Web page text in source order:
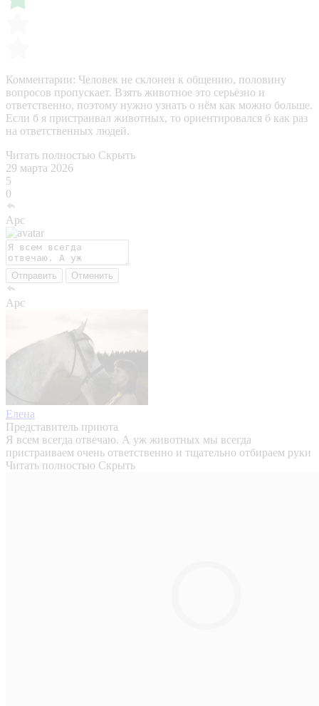
Комментарии: Человек не склонен к общению, половину
вопросов пропускает. Взять животное это серьёзно и
ответственно, поэтому нужно узнать о нём как можно больше.
Если б я пристраивал животных, то ориентировался б как раз
на ответственных людей.
Читать полностью Скрыть
29 марта 2026
5
0
Арс
Отправить Отменить
Арс
Елена
Представитель приюта
Я всем всегда отвечаю. А уж животных мы всегда
пристраиваем очень ответственно и тщательно отбираем руки
Читать полностью Скрыть